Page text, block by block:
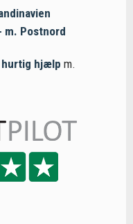
m. Postnord
hurtig hjælp m.